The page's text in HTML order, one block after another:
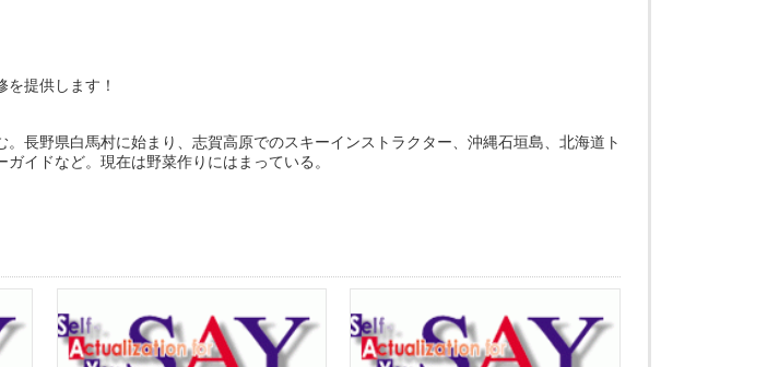
提供します！
長野県白馬村に始まり、志賀高原でのスキーインストラクター、沖縄石垣島、北海道ト
イドなど。現在は野菜作りにはまっている。